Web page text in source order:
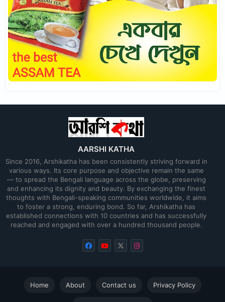
AARSHI KATHA
Since 2016, Arshikatha has been consistently striving forward in
various ways. Its core purpose and objective remain the same
— to spread the Bengali language across the globe, preserving
and enhancing its dignity and beauty. By exchanging the finest
thoughts with Bengali-speaking communities worldwide, it aims
to foster a strong, enduring bond. So far, Arshikatha has
established connections with 10 countries and has successfully
reached and engaged with over a hundred thousand people.
Home About Contact us Privacy Policy